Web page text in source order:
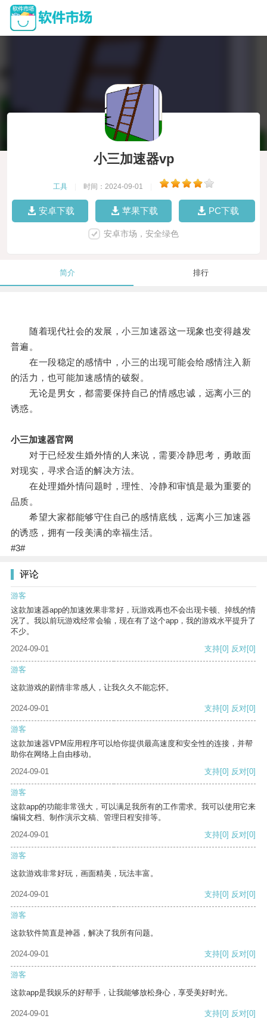
小三加速器vp
工具 时间：2024-09-01
安卓下载 苹果下载 PC下载
安卓市场，安全绿色
简介 排行
随着现代社会的发展，小三加速器这一现象也变得越发
普遍。
在一段稳定的感情中，小三的出现可能会给感情注入新
的活力，也可能加速感情的破裂。
无论是男女，都需要保持自己的情感忠诚，远离小三的
诱惑。
小三加速器官网
对于已经发生婚外情的人来说，需要冷静思考，勇敢面
对现实，寻求合适的解决方法。
在处理婚外情问题时，理性、冷静和审慎是最为重要的
品质。
希望大家都能够守住自己的感情底线，远离小三加速器
的诱惑，拥有一段美满的幸福生活。
#3#
评论
游客
这款加速器app的加速效果非常好，玩游戏再也不会出现卡顿、掉线的情
况了。我以前玩游戏经常会输，现在有了这个app，我的游戏水平提升了
不少。
2024-09-01
支持[0] 反对[0]
游客
这款游戏的剧情非常感人，让我久久不能忘怀。
2024-09-01 支持[0] 反对[0]
游客
这款加速器VPM应用程序可以给你提供最高速度和安全性的连接，并帮
助你在网络上自由移动。
2024-09-01
支持[0] 反对[0]
游客
这款app的功能非常强大，可以满足我所有的工作需求。我可以使用它来
编辑文档、制作演示文稿、管理日程安排等。
2024-09-01
支持[0] 反对[0]
游客
这款游戏非常好玩，画面精美，玩法丰富。
2024-09-01 支持[0] 反对[0]
游客
这款软件简直是神器，解决了我所有问题。
2024-09-01 支持[0] 反对[0]
游客
这款app是我娱乐的好帮手，让我能够放松身心，享受美好时光。
2024-09-01 支持[0] 反对[0]